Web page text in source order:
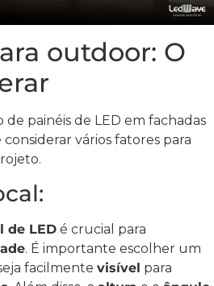
outdoor: O
de painéis de LED em fachadas
vários fatores para
de LED é crucial para
. É importante escolher um
facilmente visível para